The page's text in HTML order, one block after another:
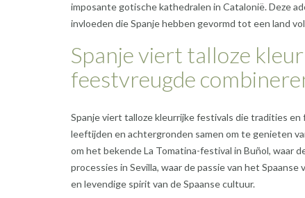
imposante gotische kathedralen in Catalonië. Deze
invloeden die Spanje hebben gevormd tot een land
Spanje viert talloze
feestvreugde
Spanje viert talloze kleurrijke festivals die tradities
leeftijden en achtergronden samen om te genieten
om het bekende La Tomatina-festival in Buñol, waar
processies in Sevilla, waar de passie van het
en levendige spirit van de Spaanse cultuur.